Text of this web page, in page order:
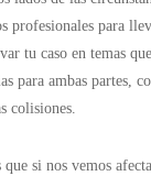
profesionales para
tu caso en temas
para ambas partes,
colisiones.
si nos vemos